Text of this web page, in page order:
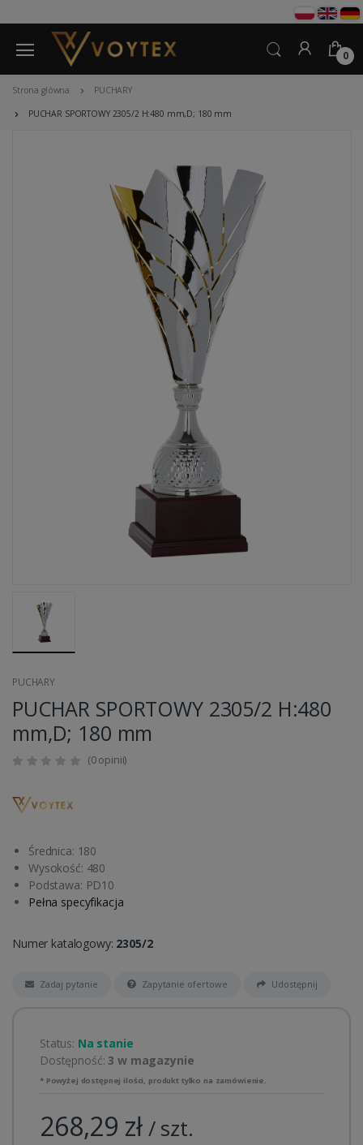
0
Strona główna PUCHARY
PUCHAR SPORTOWY 2305/2 H:480 mm,D; 180 mm
PUCHARY
PUCHAR SPORTOWY 2305/2 H:480
mm,D; 180 mm
(0 opinii)
Średnica: 180
Wysokość: 480
Podstawa: PD10
Pełna specyfikacja
Numer katalogowy: 2305/2
Zadaj pytanie Zapytanie ofertowe Udostępnij
Status: Na stanie
Dostępność:3 w magazynie
* Powyżej dostępnej ilości, produkt tylko na zamówienie.
268,29 zł/ szt.